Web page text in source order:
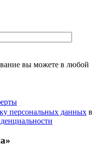
вы можете в любой
персональных данных в